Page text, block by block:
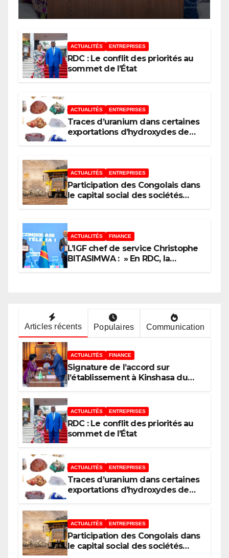
de développement de
Partenariat pour le
développement de l’Afrique
(AUDA-NEPAD)
ACTUALITÉS ENTREPRISES
RDC : Le conflit des priorités au
sommet de l’État
ACTUALITÉS ENTREPRISES
Traces d’uranium dans certaines
exportations d’hydroxydes de
ACTUALITÉS ENTREPRISES
Participation des Congolais dans
le capital social des sociétés
ACTUALITÉS FINANCE
L’IGF chef de service Christophe
BITASIMWA : » En RDC, la
Articles récents Populaires Communication
ACTUALITÉS FINANCE
Signature de l’accord sur
l’établissement à Kinshasa du
africaine–Nouveau Partenariat
pour le développement de
l’Afrique (AUDA-NEPAD)
ACTUALITÉS ENTREPRISES
RDC : Le conflit des priorités au
sommet de l’État
ACTUALITÉS ENTREPRISES
Traces d’uranium dans certaines
exportations d’hydroxydes de
ACTUALITÉS ENTREPRISES
Participation des Congolais dans
le capital social des sociétés